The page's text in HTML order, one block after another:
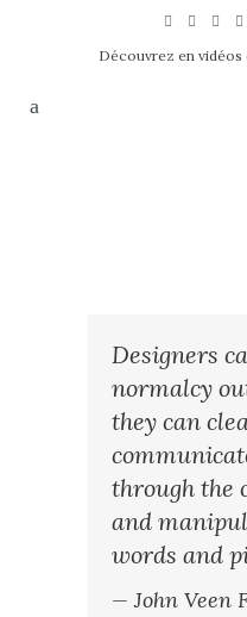
Découvrez en vidéos
Designers
normalcy
they can
through the
and
words and
— John Veen